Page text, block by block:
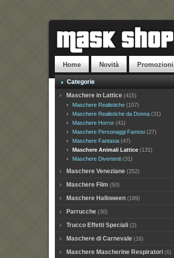
Home Novità Promozioni
Categorie
Maschere in Lattice (415)
Maschere Realistiche (107)
Maschere Realistiche da Donna (31)
Maschere Horror (41)
Maschere Personaggi Famosi (27)
Maschere Fantasia (47)
Maschere Animali Lattice (131)
Maschere Divertenti (31)
Maschere Veneziane (252)
Maschere Film (50)
Maschere Halloween (189)
Parrucche (30)
Trucco Effetti Speciali (2)
Maschere di Carnevale (16)
Maschere Mascherine Respiratori (6)